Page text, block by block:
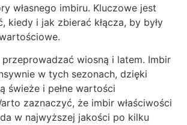
własnego imbiru. Kluczowe jest
kiedy i jak zbierać kłącza, by były
wiosną i latem. Imbir
w tych sezonach, dzięki
świeże i pełne wartości
zaznaczyć, że imbir właściwości
w najwyższej jakości po kilku